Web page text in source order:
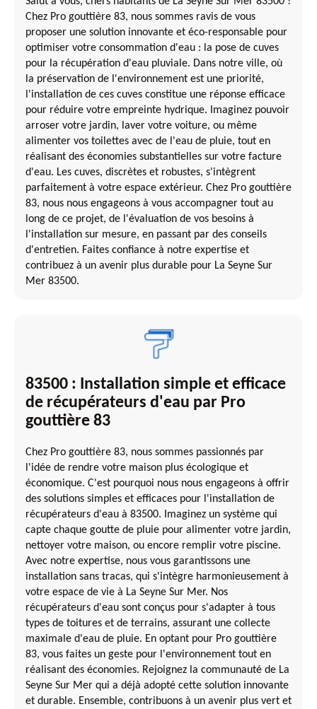
Chez Pro gouttière 83, nous sommes ravis de vous
proposer une solution innovante et éco-responsable pour
optimiser votre consommation d'eau : la pose de cuves
pour la récupération d'eau pluviale. Dans notre ville, où
la préservation de l'environnement est une priorité,
l'installation de ces cuves constitue une réponse efficace
pour réduire votre empreinte hydrique. Imaginez pouvoir
arroser votre jardin, laver votre voiture, ou même
alimenter vos toilettes avec de l'eau de pluie, tout en
réalisant des économies substantielles sur votre facture
d'eau. Les cuves, discrètes et robustes, s'intègrent
parfaitement à votre espace extérieur. Chez Pro gouttière
83, nous nous engageons à vous accompagner tout au
long de ce projet, de l'évaluation de vos besoins à
l'installation sur mesure, en passant par des conseils
d'entretien. Faites confiance à notre expertise et
contribuez à un avenir plus durable pour La Seyne Sur
Mer 83500.
83500 : Installation simple et efficace
de récupérateurs d'eau par Pro
gouttière 83
Chez Pro gouttière 83, nous sommes passionnés par
l'idée de rendre votre maison plus écologique et
économique. C'est pourquoi nous nous engageons à offrir
des solutions simples et efficaces pour l'installation de
récupérateurs d'eau à 83500. Imaginez un système qui
capte chaque goutte de pluie pour alimenter votre jardin,
nettoyer votre maison, ou encore remplir votre piscine.
Avec notre expertise, nous vous garantissons une
installation sans tracas, qui s'intègre harmonieusement à
votre espace de vie à La Seyne Sur Mer. Nos
récupérateurs d'eau sont conçus pour s'adapter à tous
types de toitures et de terrains, assurant une collecte
maximale d'eau de pluie. En optant pour Pro gouttière
83, vous faites un geste pour l'environnement tout en
réalisant des économies. Rejoignez la communauté de La
Seyne Sur Mer qui a déjà adopté cette solution innovante
et durable. Ensemble, contribuons à un avenir plus vert et